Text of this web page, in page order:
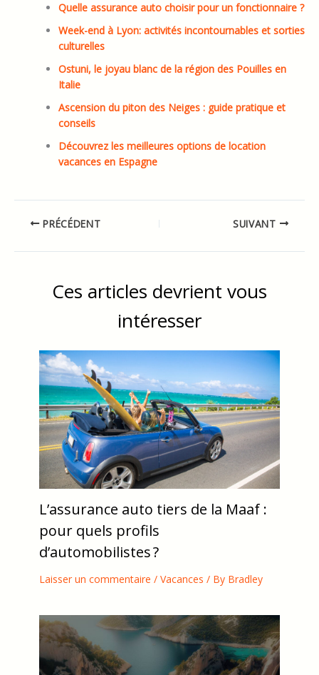
Quelle assurance auto choisir pour un fonctionnaire ?
Week-end à Lyon: activités incontournables et sorties
culturelles
Ostuni, le joyau blanc de la région des Pouilles en
Italie
Ascension du piton des Neiges : guide pratique et
conseils
Découvrez les meilleures options de location
vacances en Espagne
PRÉCÉDENT SUIVANT
Ces articles devrient vous
intéresser
L’assurance auto tiers de la Maaf :
pour quels profils
d’automobilistes ?
Laisser un commentaire / Vacances / By Bradley